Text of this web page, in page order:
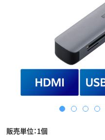
販売単位：1個